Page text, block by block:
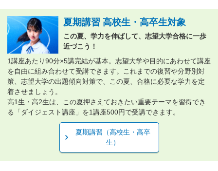
夏期講習 高校生・高卒生対象
この夏、学力を伸ばして、志望大学合格に一歩
近づこう！
1講座あたり90分×5講完結が基本。志望大学や目的にあわせて講座
を自由に組み合わせて受講できます。これまでの復習や分野別対
策、志望大学の出題傾向対策で、この夏、合格に必要な学力を定
着させましょう。
高1生・高2生は、この夏押さえておきたい重要テーマを習得でき
る「ダイジェスト講座」を1講座500円で受講できます。
夏期講習（高校生・高卒
生）